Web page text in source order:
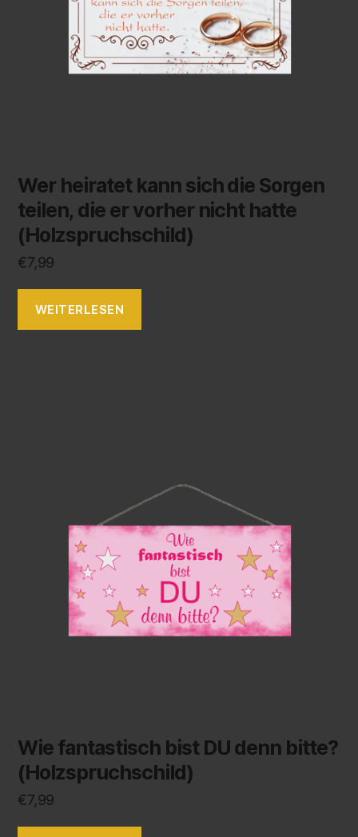
Wer heiratet kann sich die Sorgen
teilen, die er vorher nicht hatte
(Holzspruchschild)
€7,99
WEITERLESEN
Wie fantastisch bist DU denn bitte?
(Holzspruchschild)
€7,99